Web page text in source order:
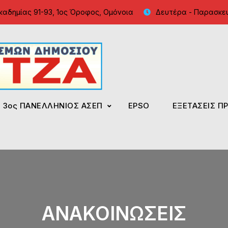
91-93, 1ος Όροφος, Ομόνοια Δευτέρα -
3ος ΠΑΝΕΛΛΗΝΙΟΣ ΑΣΕΠ EPSO ΕΞΕΤΑΣΕΙΣ
ΑΝΑΚΟΙΝΩΣΕΙΣ